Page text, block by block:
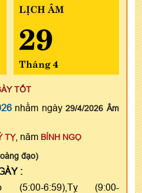
LỊCH ÂM
29
Tháng 4
TỐT
nhằm ngày29/4/2026 Âm
TỴ, năm BÍNH NGỌ
đạo)
:
(5:00-6:59),Tỵ (9:00-